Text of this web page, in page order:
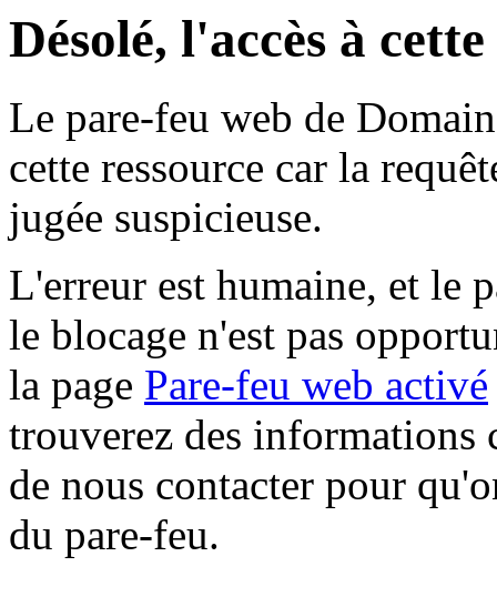
Désolé, l'accès à
Le pare-feu web de
cette ressource car la
jugée suspicieuse.
L'erreur est humaine, et le
le blocage n'est pas
la page Pare-feu web activé
trouverez des informations
de nous contacter pour
du pare-feu.